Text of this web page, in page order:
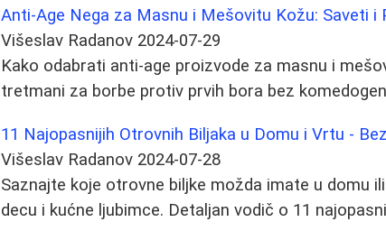
Anti-Age Nega za Masnu i Mešovitu Kožu: Saveti i
Višeslav Radanov 2024-07-29
Kako odabrati anti-age proizvode za masnu i
tretmani za borbe protiv prvih bora bez
11 Najopasnijih Otrovnih Biljaka u Domu i Vrtu -
Višeslav Radanov 2024-07-28
Saznajte koje otrovne biljke možda imate u domu
decu i kućne ljubimce. Detaljan vodič o 11